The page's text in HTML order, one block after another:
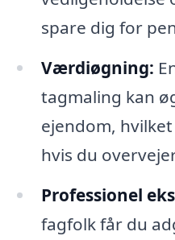
spare dig for
Værdiøgning:
tagmaling kan
ejendom,
hvis du
Professionel
fagfolk får du